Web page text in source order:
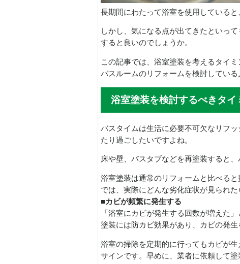
長期間にわたって浴室を使用していると
しかし、気になる点が出てきたといっ
すると良いのでしょうか。
この記事では、浴室塗装を考えるタイ
バスルームのリフォームを検討している
浴室塗装を検討するべきタイ
バスタイムは生活に必要不可欠なリフ
たり過ごしたいですよね。
床や壁、バスタブなどを再塗装すると
浴室塗装は通常のリフォームと比べる
では、実際にどんな劣化症状が見られ
■カビが頻繁に発生する
「浴室にカビが発生する回数が増えた
塗装には防カビ効果があり、カビの発生
浴室の掃除を定期的に行ってもカビが
サインです。早めに、業者に依頼して塗